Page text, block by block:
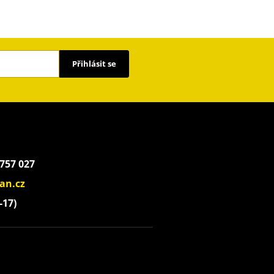
Přihlásit se
027
17)